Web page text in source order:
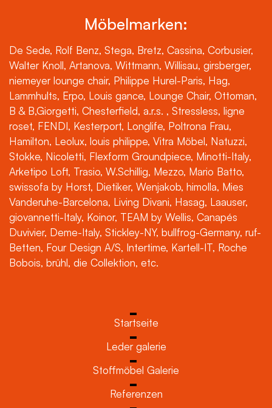
Möbelmarken:
De Sede, Rolf Benz, Stega, Bretz, Cassina, Corbusier,
Walter Knoll, Artanova, Wittmann, Willisau, girsberger,
niemeyer lounge chair, Philippe Hurel-Paris, Hag,
Lammhults, Erpo, Louis gance, Lounge Chair, Ottoman,
B & B,Giorgetti, Chesterfield, a.r.s. , Stressless, ligne
roset, FENDI, Kesterport, Longlife, Poltrona Frau,
Hamilton, Leolux, louis philippe, Vitra Möbel, Natuzzi,
Stokke, Nicoletti, Flexform Groundpiece, Minotti-Italy,
Arketipo Loft, Trasio, W.Schillig, Mezzo, Mario Batto,
swissofa by Horst, Dietiker, Wenjakob, himolla, Mies
Vanderuhe-Barcelona, Living Divani, Hasag, Laauser,
giovannetti-Italy, Koinor, TEAM by Wellis, Canapés
Duvivier, Deme-Italy, Stickley-NY, bullfrog-Germany, ruf-
Betten, Four Design A/S, Intertime, Kartell-IT, Roche
Bobois, brühl, die Collektion, etc.
Startseite
Leder galerie
Stoffmöbel Galerie
Referenzen